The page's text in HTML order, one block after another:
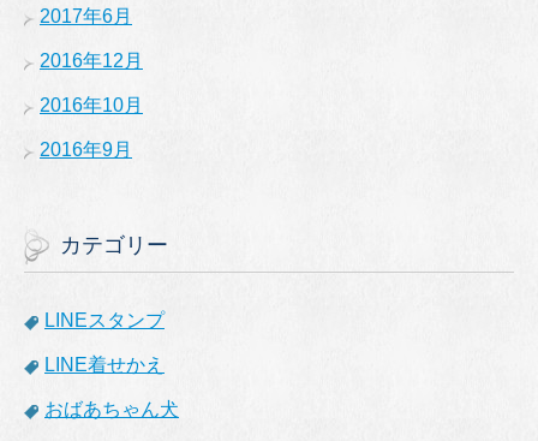
2017年6月
2016年12月
2016年10月
2016年9月
カテゴリー
LINEスタンプ
LINE着せかえ
おばあちゃん犬